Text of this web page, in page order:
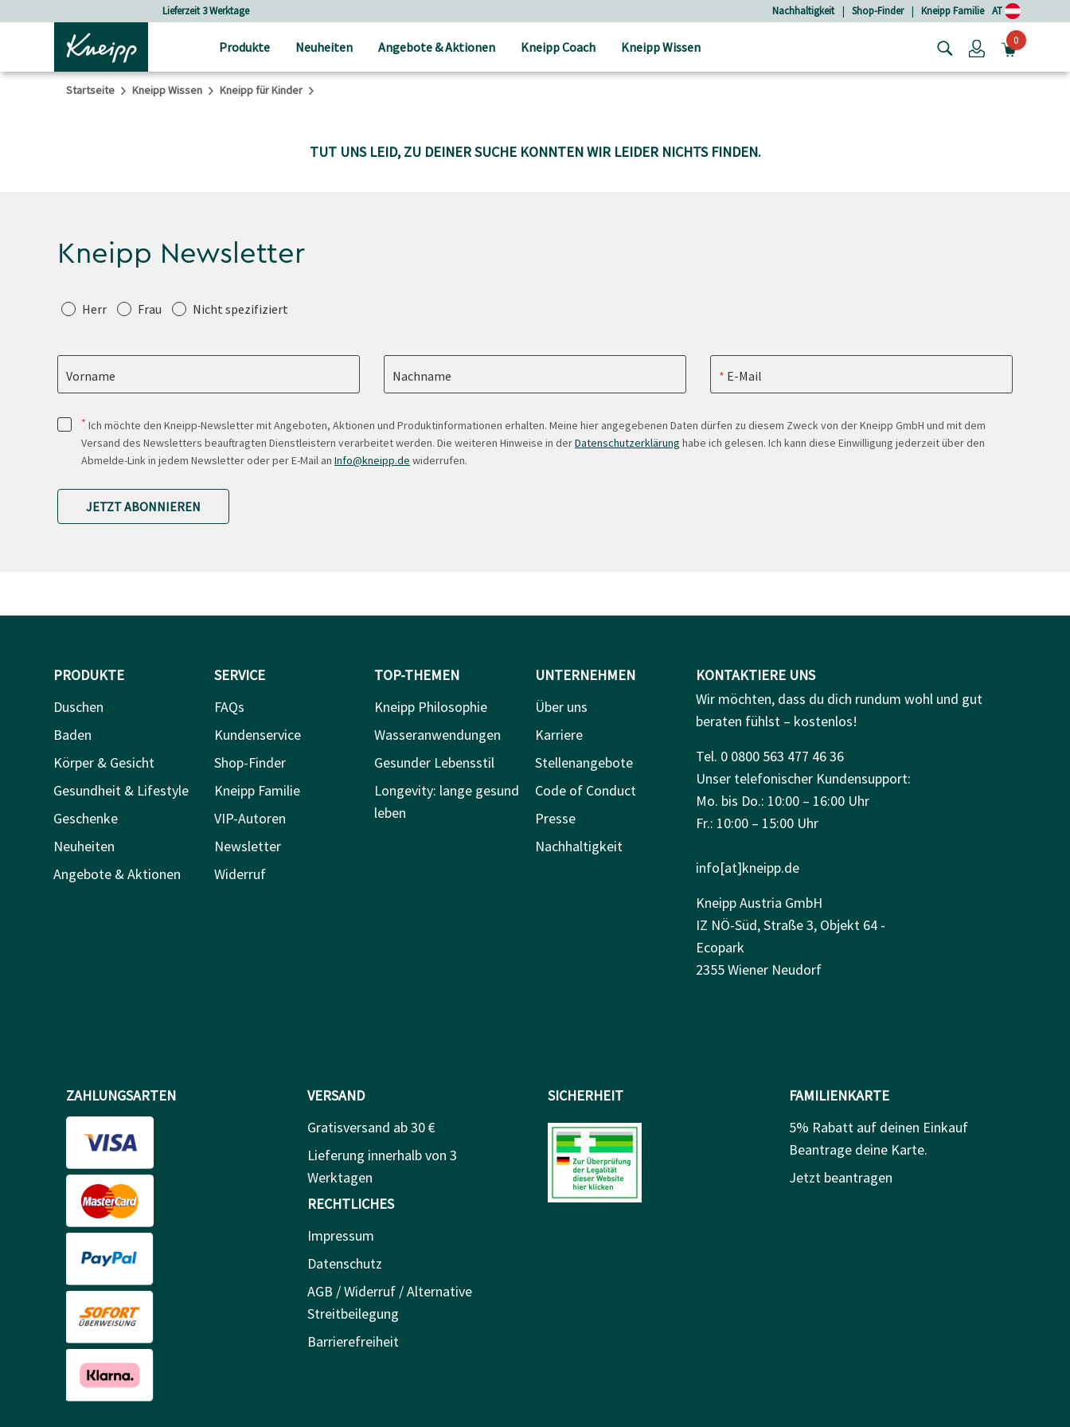
Lieferzeit 3 Werktage Nachhaltigkeit | Shop-Finder | Kneipp Familie AT
Produkte Neuheiten Angebote & Aktionen Kneipp Coach Kneipp Wissen Login0
Startseite Kneipp Wissen Kneipp für Kinder
TUT UNS LEID, ZU DEINER SUCHE KONNTEN WIR LEIDER NICHTS FINDEN.
Kneipp Newsletter
Anrede
Herr Frau Nicht spezifiziert
Vorname Nachname E-Mail
* Ich möchte den Kneipp-Newsletter mit Angeboten, Aktionen und Produktinformationen erhalten. Meine hier angegebenen Daten dürfen zu diesem Zweck von der Kneipp GmbH und mit dem
Versand des Newsletters beauftragten Dienstleistern verarbeitet werden. Die weiteren Hinweise in derDatenschutzerklärung habe ich gelesen. Ich kann diese Einwilligung jederzeit über den
Abmelde-Link in jedem Newsletter oder per E-Mail an Info@kneipp.de widerrufen.
JETZT ABONNIEREN
PRODUKTE
Duschen
Baden
Körper & Gesicht
Gesundheit & Lifestyle
Geschenke
Neuheiten
Angebote & Aktionen
SERVICE
FAQs
Kundenservice
Shop-Finder
Kneipp Familie
VIP-Autoren
Newsletter
Widerruf
TOP-THEMEN
Kneipp Philosophie
Wasseranwendungen
Gesunder Lebensstil
Longevity: lange gesund
leben
UNTERNEHMEN
Über uns
Karriere
Stellenangebote
Code of Conduct
Presse
Nachhaltigkeit
KONTAKTIERE UNS
Wir möchten, dass du dich rundum wohl und gut
beraten fühlst – kostenlos!
Tel. 0 0800 563 477 46 36
Unser telefonischer Kundensupport:
Mo. bis Do.: 10:00 – 16:00 Uhr
Fr.: 10:00 – 15:00 Uhr
info[at]kneipp.de
Kneipp Austria GmbH
IZ NÖ-Süd, Straße 3, Objekt 64 -
Ecopark
2355 Wiener Neudorf
ZAHLUNGSARTEN
VERSAND
Gratisversand ab 30 €
Lieferung innerhalb von 3
Werktagen
RECHTLICHES
Impressum
Datenschutz
AGB / Widerruf / Alternative
Streitbeilegung
Barrierefreiheit
SICHERHEIT
FAMILIENKARTE
5% Rabatt auf deinen Einkauf
Beantrage deine Karte.
Jetzt beantragen